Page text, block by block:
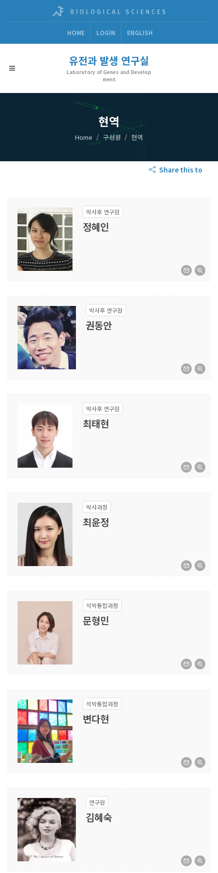
HOME LOGIN ENGLISH
유전과 발생 연구실
Laboratory of Genes and Develop
ment
현역
Home 구성원 현역
Share this to
박사후 연구원
정혜인
박사후 연구원
권동안
박사후 연구원
최태현
박사과정
최윤정
석박통합과정
문형민
석박통합과정
변다현
연구원
김혜숙